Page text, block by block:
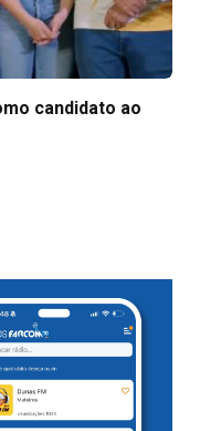
candidato ao